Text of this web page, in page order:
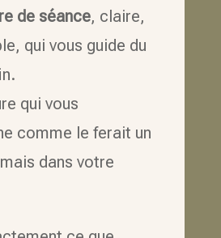
de séance, claire,
qui vous guide du
qui vous
comme le ferait un
dans votre